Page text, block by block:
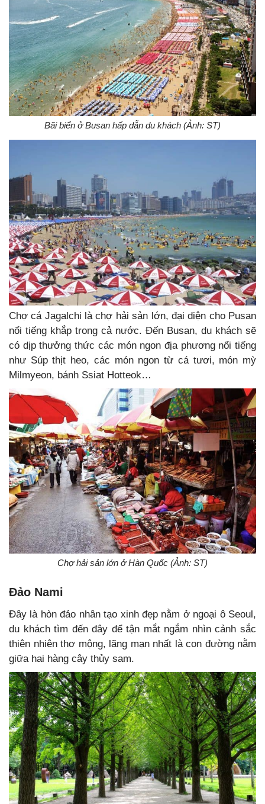
Bãi biển ở Busan hấp dẫn du khách (Ảnh: ST)
Chợ cá Jagalchi là chợ hải sản lớn, đại diện cho Pusan
nổi tiếng khắp trong cả nước. Đến Busan, du khách sẽ
có dịp thưởng thức các món ngon địa phương nổi tiếng
như Súp thịt heo, các món ngon từ cá tươi, món mỳ
Milmyeon, bánh Ssiat Hotteok…
Chợ hải sản lớn ở Hàn Quốc (Ảnh: ST)
Đảo Nami
Đây là hòn đảo nhân tạo xinh đẹp nằm ở ngoại ô Seoul,
du khách tìm đến đây để tận mắt ngắm nhìn cảnh sắc
thiên nhiên thơ mộng, lãng mạn nhất là con đường nằm
giữa hai hàng cây thủy sam.